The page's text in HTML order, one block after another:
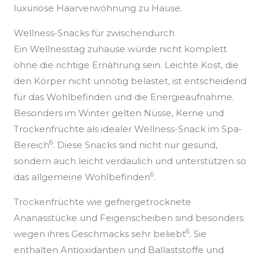
luxuriöse Haarverwöhnung zu Hause.
Wellness-Snacks für zwischendurch
Ein Wellnesstag zuhause würde nicht komplett
ohne die richtige Ernährung sein. Leichte Kost, die
den Körper nicht unnötig belastet, ist entscheidend
für das Wohlbefinden und die Energieaufnahme.
Besonders im Winter gelten Nüsse, Kerne und
Trockenfrüchte als idealer Wellness-Snack im Spa-
Bereich6. Diese Snacks sind nicht nur gesund,
sondern auch leicht verdaulich und unterstützen so
das allgemeine Wohlbefinden6.
Trockenfrüchte wie gefriergetrocknete
Ananasstücke und Feigenscheiben sind besonders
wegen ihres Geschmacks sehr beliebt6. Sie
enthalten Antioxidantien und Ballaststoffe und